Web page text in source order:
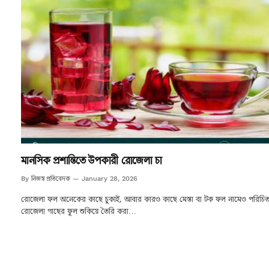
মানসিক প্রশান্তিতে উপকারী রোজেলা চা
By নিজস্ব প্রতিবেদক January 28, 2026
রোজেলা ফল অনেকের কাছে চুকাই, আবার কারও কাছে মেস্তা বা টক ফল নামেও
রোজেলা গাছের ফুল শুকিয়ে তৈরি করা…